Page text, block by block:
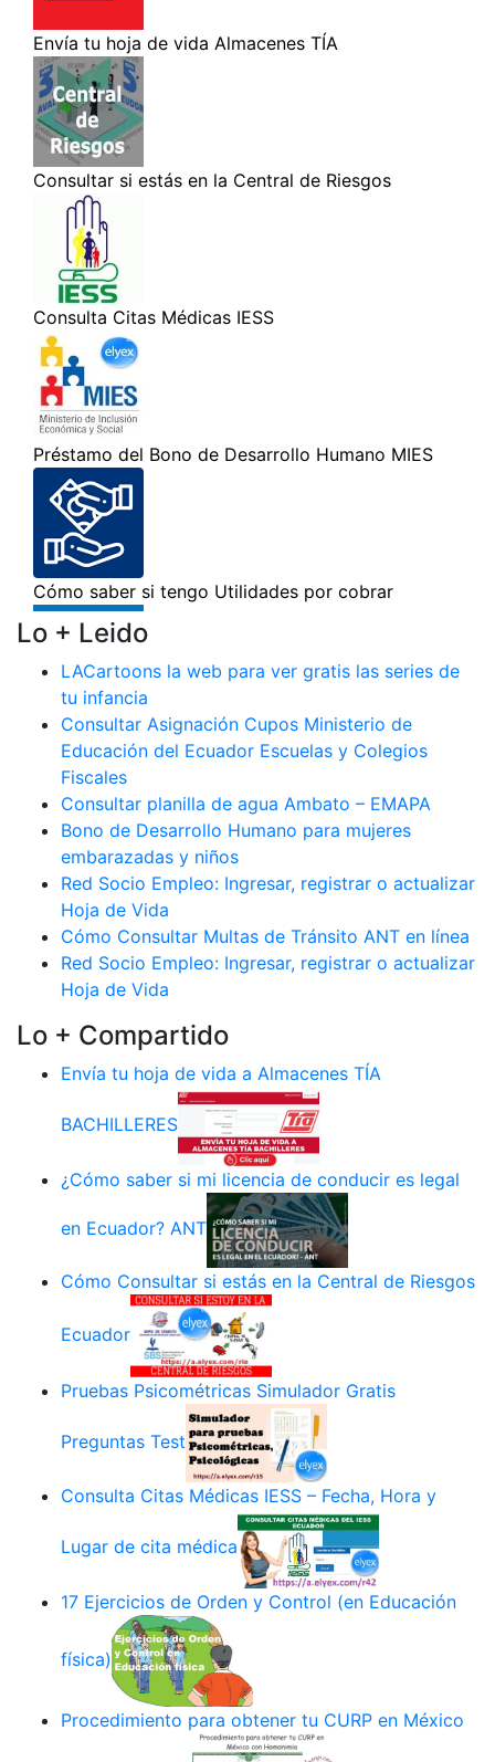
Lo + Leido
LACartoons la web para ver gratis las series de
tu infancia
Consultar Asignación Cupos Ministerio de
Educación del Ecuador Escuelas y Colegios
Fiscales
Consultar planilla de agua Ambato – EMAPA
Bono de Desarrollo Humano para mujeres
embarazadas y niños
Red Socio Empleo: Ingresar, registrar o actualizar
Hoja de Vida
Cómo Consultar Multas de Tránsito ANT en línea
Red Socio Empleo: Ingresar, registrar o actualizar
Hoja de Vida
Lo + Compartido
Envía tu hoja de vida a Almacenes TÍA
BACHILLERES
¿Cómo saber si mi licencia de conducir es legal
en Ecuador? ANT
Cómo Consultar si estás en la Central de Riesgos
Ecuador
Pruebas Psicométricas Simulador Gratis
Preguntas Test
Consulta Citas Médicas IESS – Fecha, Hora y
Lugar de cita médica
17 Ejercicios de Orden y Control (en Educación
física)
Procedimiento para obtener tu CURP en México